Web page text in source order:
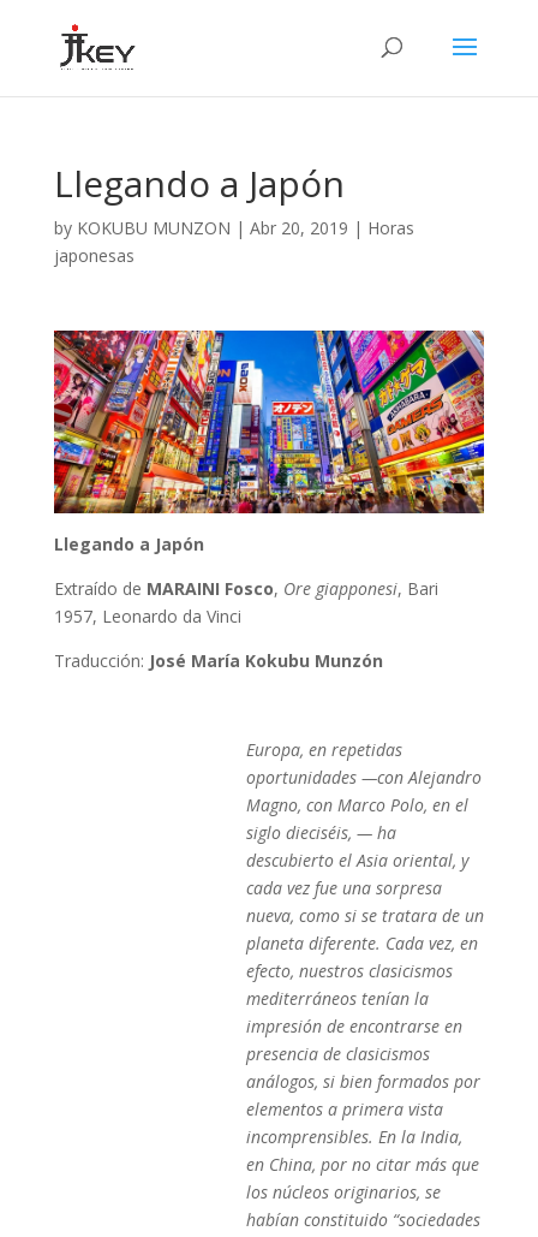
Llegando a Japón
by KOKUBU MUNZON | Abr 20, 2019 | Horas
japonesas
Llegando a Japón
Extraído de MARAINI Fosco, Ore giapponesi, Bari
1957, Leonardo da Vinci
Traducción: José María Kokubu Munzón
Europa, en repetidas
oportunidades —con Alejandro
Magno, con Marco Polo, en el
siglo dieciséis, — ha
descubierto el Asia oriental, y
cada vez fue una sorpresa
nueva, como si se tratara de un
planeta diferente. Cada vez, en
efecto, nuestros clasicismos
mediterráneos tenían la
impresión de encontrarse en
presencia de clasicismos
análogos, si bien formados por
elementos a primera vista
incomprensibles. En la India,
en China, por no citar más que
los núcleos originarios, se
habían constituido “sociedades